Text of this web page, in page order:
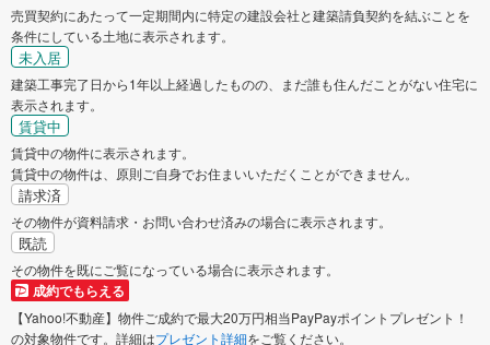
稲城市 羽村市
あきる野市 西東京市
西多摩郡瑞穂町
西多摩郡檜原村
大島町
売買契約にあたって一定期間内に特定の建設会社と建築請負契約を結ぶことを
条件にしている土地に表示されます。
未入居
建築工事完了日から1年以上経過したものの、まだ誰も住んだことがない住宅に
表示されます。
賃貸中
賃貸中の物件に表示されます。
賃貸中の物件は、原則ご自身でお住まいいただくことができません。
請求済
その物件が資料請求・お問い合わせ済みの場合に表示されます。
既読
その物件を既にご覧になっている場合に表示されます。
成約でもらえる
【Yahoo!不動産】物件ご成約で最大20万円相当PayPayポイントプレゼント！
の対象物件です。詳細はプレゼント詳細をご覧ください。